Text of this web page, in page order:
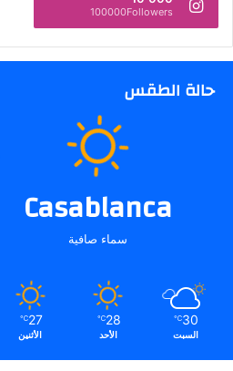
100000Followers
حالة الطقس
Casablanca
سماء صافية
30
℃
السبت
28
℃
الأحد
27
℃
الأثنين